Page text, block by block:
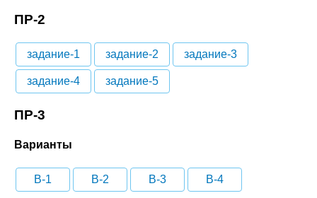
ПР-2
задание-1 задание-2 задание-3
задание-4 задание-5
ПР-3
Варианты
В-1 В-2 В-3 В-4